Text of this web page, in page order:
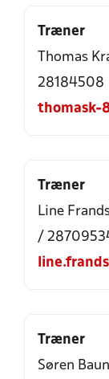
Træner
Thomas
28184508
thomask-
Træner
Line
/
Træner
Søren